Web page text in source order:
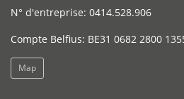
N° d'entreprise: 0414.528.906
Compte Belfius: BE31 0682 2800
Map